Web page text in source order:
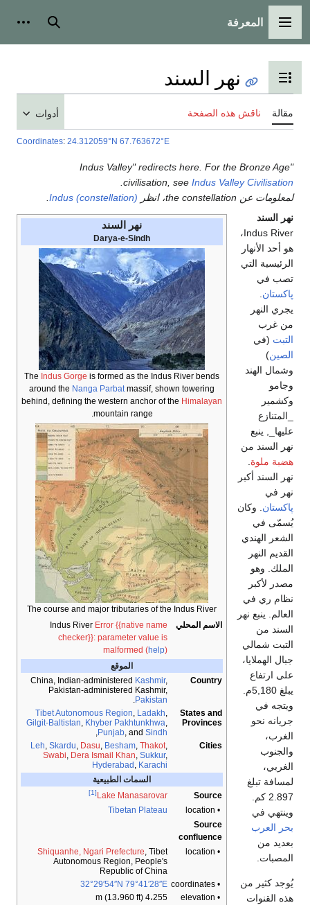
القائمة الرئيسية
المعرفة بحث
تبديل عرض جدول المحتويات
نهر السند
مقالة ناقش هذه الصفحة أدوات
Coordinates: 24.312059°N 67.763672°E
"Indus Valley" redirects here. For the Bronze Age
civilisation, see Indus Valley Civilisation
لمعلومات عن the constellation، انظر
Indus (constellation)
نهر السند
Darya-e-Sindh
The Indus Gorge is formed as the Indus River bends
around the Nanga Parbatmassif, shown towering
behind, defining the western anchor of the Himalayan
mountain range.
The course and major tributaries of the Indus River
الاسم المحلي
Indus River Error {{native name
checker}}: parameter value is
malformed (help)
الموقع
Country
China, Indian-administered Kashmir,
Pakistan-administered Kashmir,
Pakistan
.
States and
Provinces
Tibet Autonomous Region, Ladakh,
Gilgit-Baltistan, Khyber Pakhtunkhwa,
Punjab, and Sindh
,
Cities
Leh, Skardu, Dasu, Besham, Thakot,
Swabi, Dera Ismail Khan, Sukkur,
Hyderabad , Karachi
السمات الطبيعية
Source
Lake Manasarovar
[1]
• location
Tibetan Plateau
Source
confluence
• location
Shiquanhe, Ngari Prefecture, Tibet
Autonomous Region, People's
Republic of China
• coordinates
32°29′54″N 79°41′28″E
• elevation
4،255 m (13،960 ft)
نهر السند
Indus River،
هو أحد الأنهار
الرئيسية التي
تصب في
پاكستان
يجري النهر
من غرب
التبت (في
الصين)
وشمال الهند
وجامو
وكشمير
_المتنازع
عليها_, ينبع
نهر السند من
هضبة ملوة
نهر السند أكبر
نهر في
پاكستان . وكان
يُسمّى في
الشعر الهندي
القديم النهر
الملك. وهو
مصدر لأكبر
نظام ري في
العالم. ينبع نهر
السند من
التبت شمالي
جبال الهملايا،
على ارتفاع
يبلغ 5,180م.
ويتجه في
جريانه نحو
الغرب،
والجنوب
الغربي،
لمسافة تبلغ
2.897 كم.
وينتهي في
بحر العرب
بعديد من
المصبات.
يُوجد كثير من
هذه القنوات